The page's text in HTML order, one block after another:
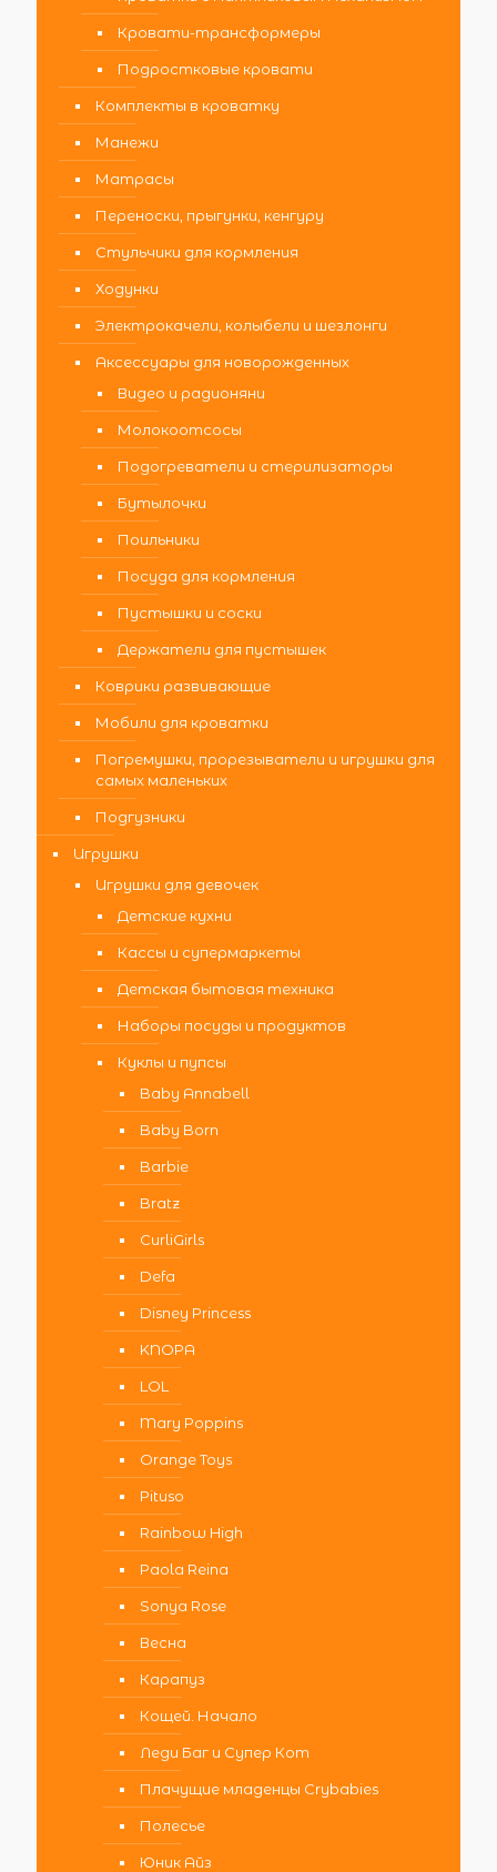
Кровати-трансформеры
Подростковые кровати
Комплекты в кроватку
Манежи
Матрасы
Переноски, прыгунки, кенгуру
Стульчики для кормления
Ходунки
Электрокачели, колыбели и шезлонги
Аксессуары для новорожденных
Видео и радионяни
Молокоотсосы
Подогреватели и стерилизаторы
Бутылочки
Поильники
Посуда для кормления
Пустышки и соски
Держатели для пустышек
Коврики развивающие
Мобили для кроватки
Погремушки, прорезыватели и игрушки для
самых маленьких
Подгузники
Игрушки
Игрушки для девочек
Детские кухни
Кассы и супермаркеты
Детская бытовая техника
Наборы посуды и продуктов
Куклы и пупсы
Baby Annabell
Baby Born
Barbie
Bratz
CurliGirls
Defa
Disney Princess
KNOPA
LOL
Mary Poppins
Orange Toys
Pituso
Rainbow High
Paola Reina
Sonya Rose
Весна
Карапуз
Кощей. Начало
Леди Баг и Супер Кот
Плачущие младенцы Crybabies
Полесье
Юник Айз